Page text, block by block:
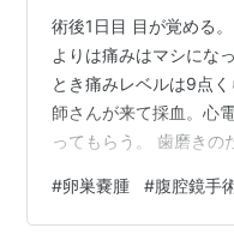
術後1日目 目が覚める
よりは痛みはマシにな
とき痛みレベルは9点
師さんが来て採血。心
ってもらう。 歯磨きの
らう。 濡れタオルで全
にパジャマに着替える
#卵巣嚢腫 #腹腔鏡手